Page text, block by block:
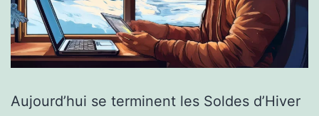
Aujourd’hui se terminent les Soldes d’Hiver